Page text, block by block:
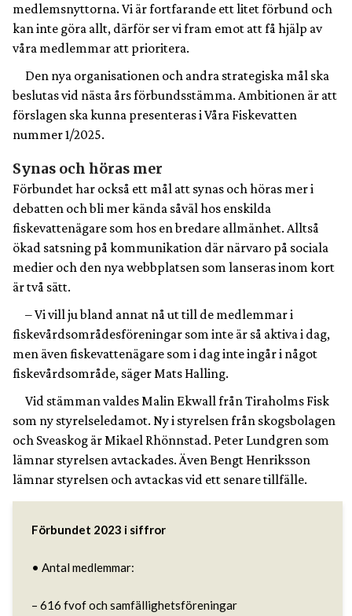
medlemsnyttorna. Vi är fortfarande ett litet förbund och
kan inte göra allt, därför ser vi fram emot att få hjälp av
våra medlemmar att prioritera.
Den nya organisationen och andra strategiska mål ska
beslutas vid nästa års förbundsstämma. Ambitionen är att
förslagen ska kunna presenteras i Våra Fiskevatten
nummer 1/2025.
Synas och höras mer
Förbundet har också ett mål att synas och höras mer i
debatten och bli mer kända såväl hos enskilda
fiskevattenägare som hos en bredare allmänhet. Alltså
ökad satsning på kommunikation där närvaro på sociala
medier och den nya webbplatsen som lanseras inom kort
är två sätt.
– Vi vill ju bland annat nå ut till de medlemmar i
fiskevårdsområdesföreningar som inte är så aktiva i dag,
men även fiskevattenägare som i dag inte ingår i något
fiskevårdsområde, säger Mats Halling.
Vid stämman valdes Malin Ekwall från Tiraholms Fisk
som ny styrelseledamot. Ny i styrelsen från skogsbolagen
och Sveaskog är Mikael Rhönnstad. Peter Lundgren som
lämnar styrelsen avtackades. Även Bengt Henriksson
lämnar styrelsen och avtackas vid ett senare tillfälle.
Förbundet 2023 i siffror
• Antal medlemmar:
– 616 fvof och samfällighetsföreningar